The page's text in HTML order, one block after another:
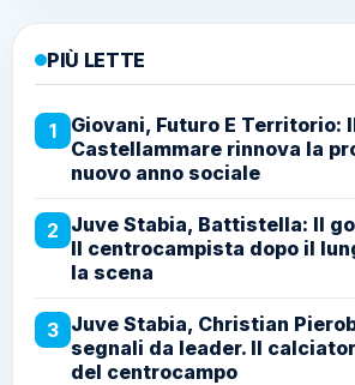
PIÙ LETTE
1
Giovani, Futuro E Territorio:
Castellammare rinnova la
nuovo anno sociale
2 Juve Stabia, Battistella: Il
Il centrocampista dopo il
la scena
3 Juve Stabia, Christian
segnali da leader. Il
del centrocampo